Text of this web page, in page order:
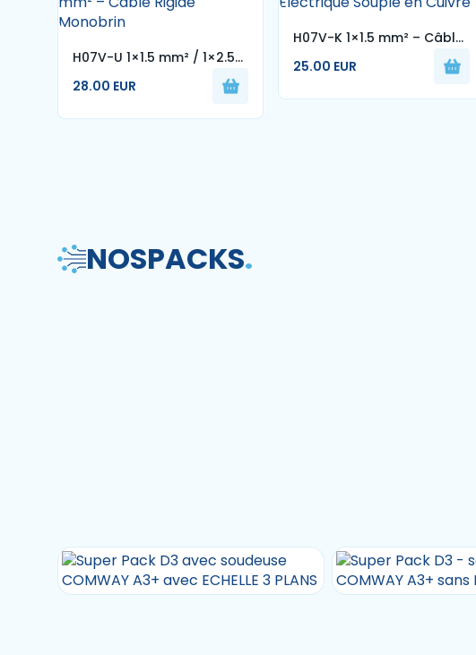
H07V-U 1×1.5 mm² / 1×2.5
mm² – Cable Rigide
28.00 EUR
H07V-K 1×1.5 mm² – Câble
Électrique Souple en
25.00 EUR
NOSPACKS.